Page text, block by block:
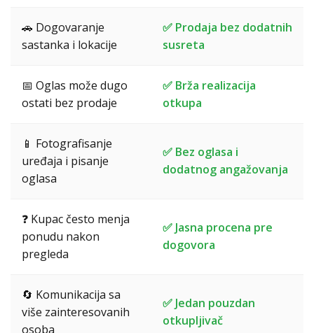
🚗 Dogovaranje
sastanka i lokacije
✅ Prodaja bez dodatnih
susreta
📅 Oglas može dugo
ostati bez prodaje
✅ Brža realizacija
otkupa
📱 Fotografisanje
uređaja i pisanje
oglasa
✅ Bez oglasa i
dodatnog angažovanja
❓ Kupac često menja
ponudu nakon
pregleda
✅ Jasna procena pre
dogovora
🔄 Komunikacija sa
više zainteresovanih
osoba
✅ Jedan pouzdan
otkupljivač